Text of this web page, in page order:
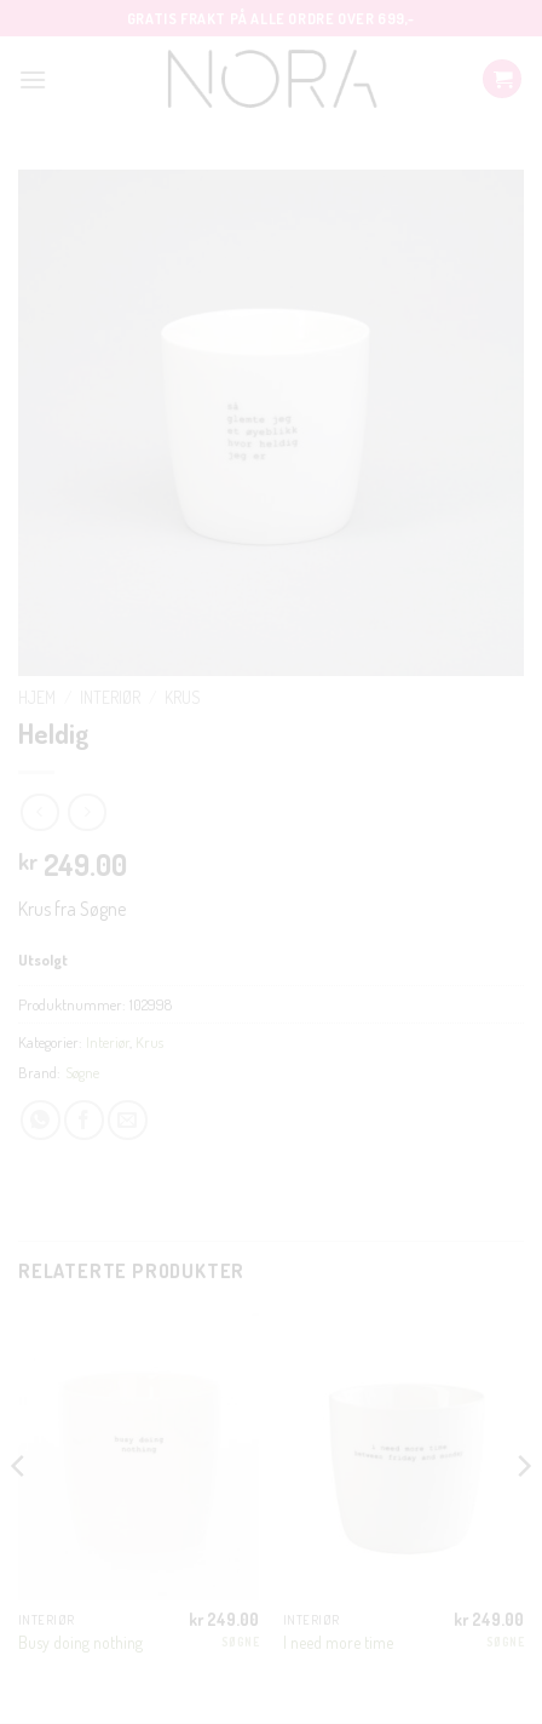
Heldig
kr 249.00
Krus fra Søgne
Utsolgt
Produktnummer: 102998
Kategorier: Interiør Krus
Brand: Søgne
RELATERTE PRODUKTER
INTERIØR
Busy doing nothing
kr 249.00 INTERIØR
I need more time
kr 249.00
THIS
En liten velkomstgave til deg! ❤️